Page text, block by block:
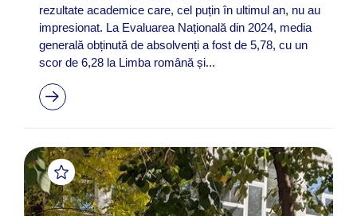
rezultate academice care, cel puțin în ultimul an, nu au
impresionat. La Evaluarea Națională din 2024, media
generală obținută de absolvenți a fost de 5,78, cu un
scor de 6,28 la Limba română și...